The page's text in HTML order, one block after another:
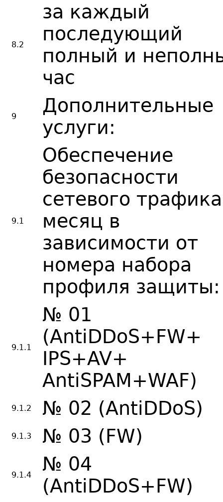
8.2
за каждый
последующий
полный и
час
9
Дополнительные
услуги:
9.1
Обеспечение
безопасности
сетевого
месяц в
зависимости от
номера набора
профиля защиты:
9.1.1
№ 01
(AntiDDoS+FW+
IPS+AV+
AntiSPAM+WAF)
9.1.2 № 02 (AntiDDoS)
9.1.3 № 03 (FW)
9.1.4
№ 04
(AntiDDoS+FW)